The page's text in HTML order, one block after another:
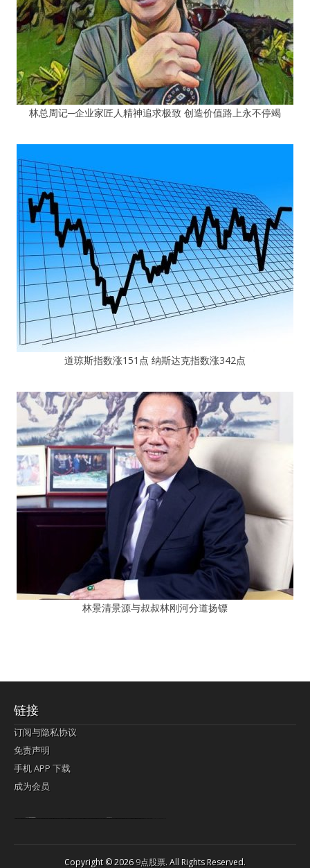
林总周记─企业家匠人精神追求极致 创造价值路上永不停竭
道琼斯指数涨151点 纳斯达克指数涨342点
林景清景源与叔叔林刚河分道扬镖
链接
订阅与隐私协议
免责声明
手机 APP 下载
成为会员
Copyright © 20269点股票. All Rights Reserved.